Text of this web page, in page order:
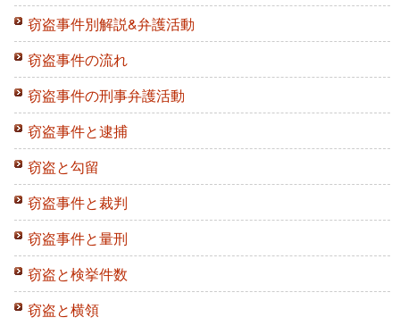
窃盗事件別解説&弁護活動
窃盗事件の流れ
窃盗事件の刑事弁護活動
窃盗事件と逮捕
窃盗と勾留
窃盗事件と裁判
窃盗事件と量刑
窃盗と検挙件数
窃盗と横領